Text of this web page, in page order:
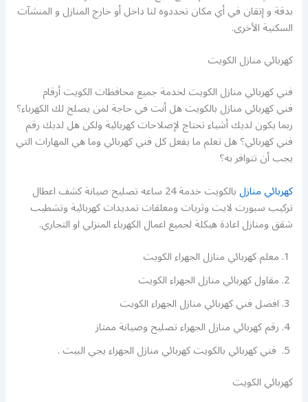
بدقة و إتقان في أي مكان تحددوه لنا داخل أو خارج المنازل و المنشآت
السكنية الأخرى.
كهربائي منازل الكويت
فني كهربائي منازل الكويت لخدمة جميع محافظات الكويت أرقام
فني كهربائي منازل بالكويت هل أنت في حاجة لمن يصلح لك الكهرباء؟
ربما يكون لديك أشياء تحتاج لإصلاحات كهربائية ولكن هل لديك رقم
فني كهربائي؟ هل تعلم ما يفعل كل فني كهربائي وما هي المهارات التي
يجب أن تتوافر به؟
كهربائي منازل
بالكويت خدمة 24 ساعه تصليح صيانة كشف اعطال
تركيب سبورت لايت وثريات ومعلقات تمديدات كهربائية وتشطيب
شقق ومنازل اعادة هيكلة لجميع اعمال الكهرباء المنزلي او التجاري.
معلم كهربائي منازل الجهراء الكويت
مقاول كهربائي منازل الجهراء الكويت
افضل فني كهربائي منازل الجهراء الكويت
رقم كهربائي منازل الجهراء تصليح وصيانة ممتاز
فني كهربائي بالكويت كهربائي منازل الجهراء يجي البيت .
كهربائي الكويت